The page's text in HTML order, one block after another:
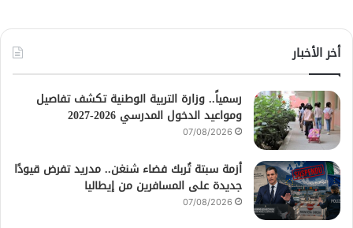
أخر الأخبار
رسمياً.. وزارة التربية الوطنية تكشف تفاصيل
ومواعيد الدخول المدرسي 2026-2027
07/08/2026
أزمة سبتة تُربك فضاء شنغن.. مدريد تفرض قيودًا
جديدة على المسافرين من إيطاليا
07/08/2026